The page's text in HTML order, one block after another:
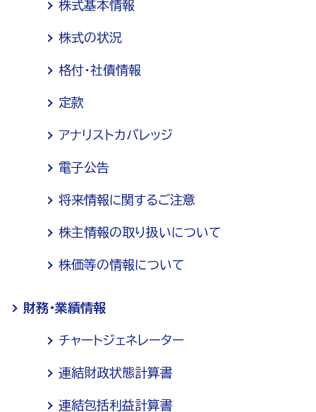
株式基本情報
株式の状況
格付・社債情報
定款
アナリストカバレッジ
電子公告
将来情報に関するご注意
株主情報の取り扱いについて
株価等の情報について
財務・業績情報
チャートジェネレーター
連結財政状態計算書
連結包括利益計算書